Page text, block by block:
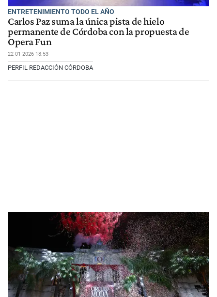
ENTRETENIMIENTO TODO EL AÑO
Carlos Paz suma la única pista de hielo
permanente de Córdoba con la propuesta de
Opera Fun
22-01-2026 18:53
PERFIL REDACCIÓN CÓRDOBA